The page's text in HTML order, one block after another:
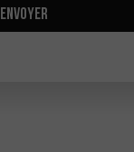
ENVOYER